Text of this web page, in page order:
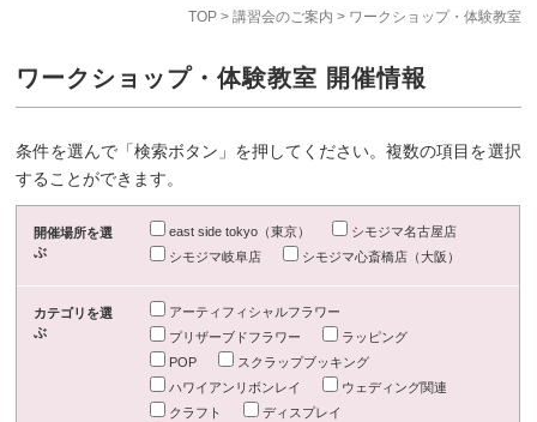
TOP> 講習会のご案内 > ワークショップ・体験教室
ワークショップ・体験教室 開催情報
条件を選んで「検索ボタン」を押してください。複数の項目を選択
することができます。
開催場所を選
ぶ
east side tokyo（東京）
シモジマ名古屋店
シモジマ岐阜店
シモジマ心斎橋店（大阪）
カテゴリを選
ぶ
アーティフィシャルフラワー
プリザーブドフラワー
ラッピング
POP
スクラップブッキング
ハワイアンリボンレイ
ウェディング関連
クラフト
ディスプレイ